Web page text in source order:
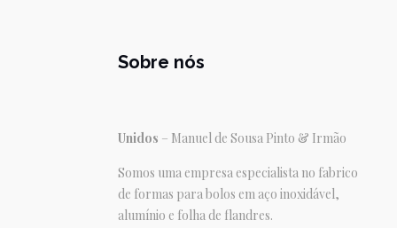
Sobre nós
Unidos – Manuel de Sousa Pinto & Irmão
Somos uma empresa especialista no fabrico
de formas para bolos em aço inoxidável,
alumínio e folha de flandres.